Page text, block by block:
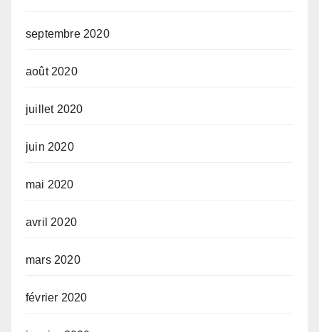
septembre 2020
août 2020
juillet 2020
juin 2020
mai 2020
avril 2020
mars 2020
février 2020